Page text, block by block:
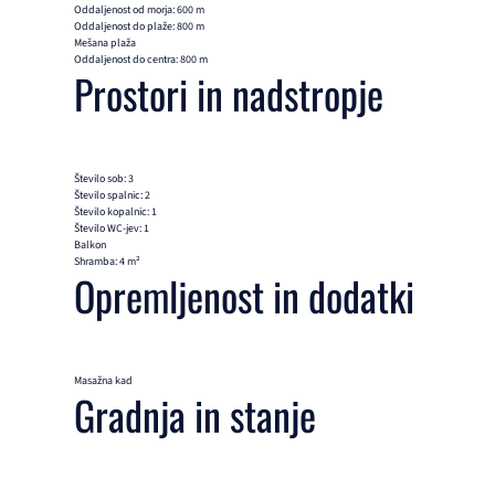
Oddaljenost od morja: 600 m
Oddaljenost do plaže: 800 m
Mešana plaža
Oddaljenost do centra: 800 m
Prostori in nadstropje
Število sob: 3
Število spalnic: 2
Število kopalnic: 1
Število WC-jev: 1
Balkon
Shramba: 4 m²
Opremljenost in dodatki
Masažna kad
Gradnja in stanje